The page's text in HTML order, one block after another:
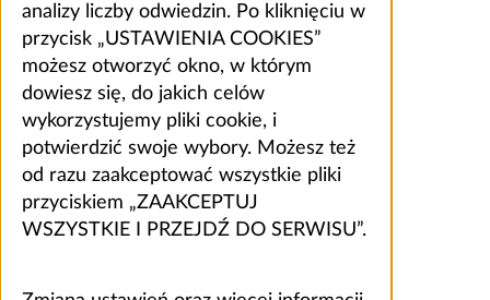
analizy liczby odwiedzin. Po kliknięciu w
przycisk „USTAWIENIA COOKIES”
możesz otworzyć okno, w którym
dowiesz się, do jakich celów
wykorzystujemy pliki cookie, i
potwierdzić swoje wybory. Możesz też
od razu zaakceptować wszystkie pliki
przyciskiem „ZAAKCEPTUJ
WSZYSTKIE I PRZEJDŹ DO SERWISU”.